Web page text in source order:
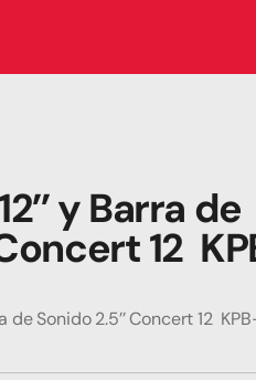
y Barra de
12
de Sonido 2.5’’ Concert 12